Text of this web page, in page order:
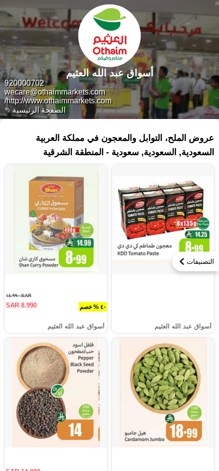
الصفحة الرئيسية
920000702
wecare@othaimmarkets.com
http://www.othaimmarkets.com/
أسواق عبد الله العثيم
التصنيفات
عروض الملح، التوابل والمعجون في مملكة العربية
السعودية, السعودية, سعودية - المنطقة الشرقية
أسواق عبد الله العثيم
٤٠ % خصم
SAR ١٤.٩٩٠
SAR 8.990
أسواق عبد الله العثيم